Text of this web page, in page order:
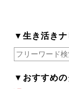
▼生き活きナ
▼おすすめの